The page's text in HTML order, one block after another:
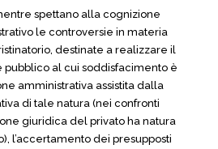
spettano alla cognizione
le controversie in materia
destinate a realizzare il
al cui soddisfacimento è
amministrativa assistita dalla
di tale natura (nei confronti
giuridica del privato ha natura
l’accertamento dei presupposti